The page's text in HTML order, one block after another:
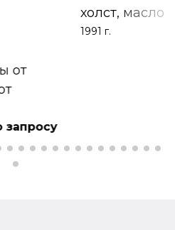
от
запросу
холст, масло
1991 г.